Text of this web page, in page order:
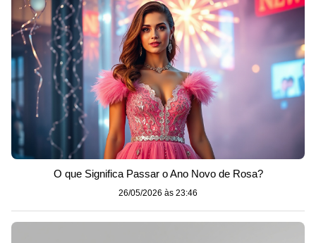
O que Significa Passar o Ano Novo de Rosa?
26/05/2026 às 23:46